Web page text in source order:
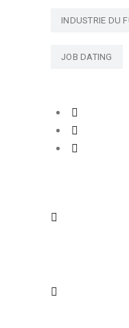
INDUSTRIE DU
JOB DATING